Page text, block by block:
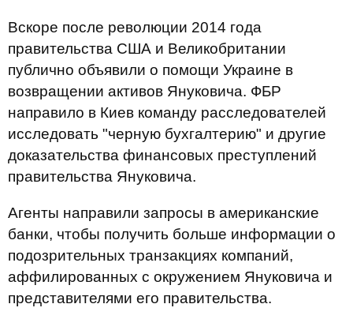
Вскоре после революции 2014 года
правительства США и Великобритании
публично объявили о помощи Украине в
возвращении активов Януковича. ФБР
направило в Киев команду расследователей
исследовать "черную бухгалтерию" и другие
доказательства финансовых преступлений
правительства Януковича.
Агенты направили запросы в американские
банки, чтобы получить больше информации о
подозрительных транзакциях компаний,
аффилированных с окружением Януковича и
представителями его правительства.